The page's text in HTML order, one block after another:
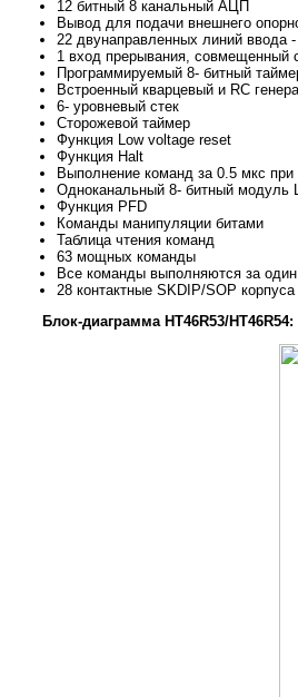
12 битный 8 канальный АЦП
Вывод для подачи внешнего
22 двунаправленных линий ввода
1 вход прерывания, совмещенный
Программируемый 8- битный
Встроенный кварцевый и RC
6- уровневый стек
Сторожевой таймер
Функция Low voltage reset
Функция Halt
Выполнение команд за 0.5 мкс
Одноканальный 8- битный
Функция PFD
Команды манипуляции битами
Таблица чтения команд
63 мощных команды
Все команды выполняются за
28 контактные SKDIP/SOP корпуса
Блок-диаграмма HT46R53/HT46R54: